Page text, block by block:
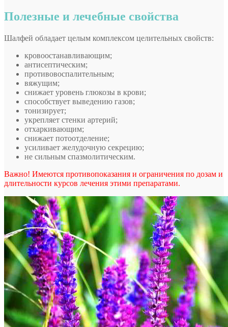
Полезные и лечебные свойства
Шалфей обладает целым комплексом целительных свойств:
кровоостанавливающим;
антисептическим;
противовоспалительным;
вяжущим;
снижает уровень глюкозы в крови;
способствует выведению газов;
тонизирует;
укрепляет стенки артерий;
отхаркивающим;
снижает потоотделение;
усиливает желудочную секрецию;
не сильным спазмолитическим.
Важно! Имеются противопоказания и ограничения по дозам и
длительности курсов лечения этими препаратами.